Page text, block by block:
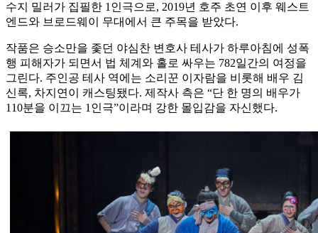
수지 밀러가 집필한 1인극으로, 2019년 호주 초연 이후 웨스트
엔드와 브로드웨이 무대에서 큰 주목을 받았다.
작품은 승소만을 좇던 야심찬 변호사 테사가 하루아침에 성폭
행 피해자가 되면서 법 체계와 홀로 싸우는 782일간의 여정을
그린다. 주인공 테사 역에는 소리꾼 이자람을 비롯해 배우 김
신록, 차지연이 캐스팅됐다. 제작사 측은 “단 한 명의 배우가
110분을 이끄는 1인극”이라며 강한 몰입감을 자신했다.